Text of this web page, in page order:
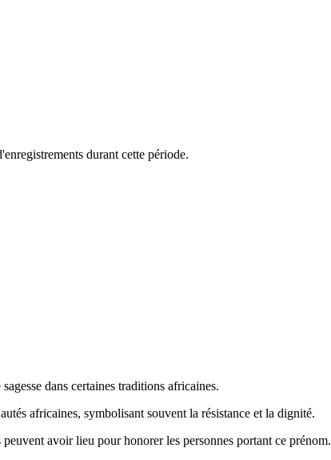
durant cette période.
dans certaines traditions africaines.
africaines, symbolisant souvent la résistance et la dignité.
avoir lieu pour honorer les personnes portant ce prénom.